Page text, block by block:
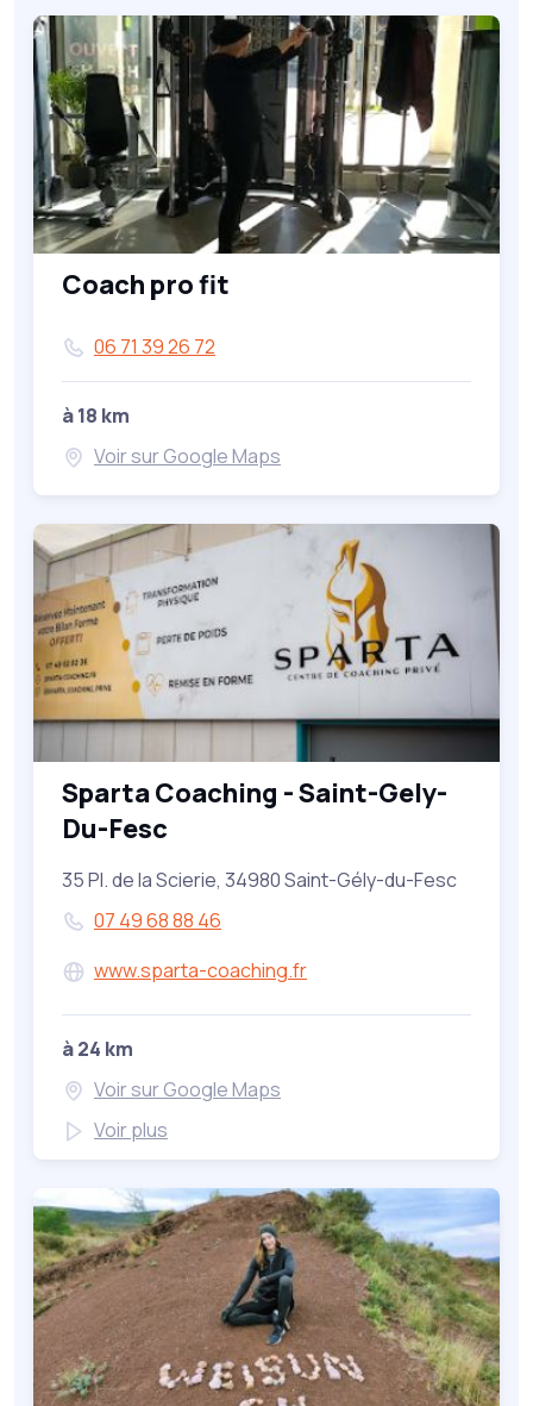
Coach pro fit
06 71 39 26 72
à 18 km
Voir sur Google Maps
Sparta Coaching - Saint-Gely-
Du-Fesc
35 Pl. de la Scierie, 34980 Saint-Gély-du-Fesc
07 49 68 88 46
www.sparta-coaching.fr
à 24 km
Voir sur Google Maps
Voir plus